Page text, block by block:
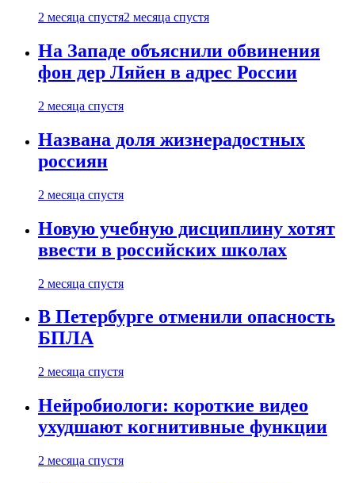
2 месяца спустя2 месяца спустя
На Западе объяснили обвинения
фон дер Ляйен в адрес России
2 месяца спустя
Названа доля жизнерадостных
россиян
2 месяца спустя
Новую учебную дисциплину хотят
ввести в российских школах
2 месяца спустя
В Петербурге отменили опасность
БПЛА
2 месяца спустя
Нейробиологи: короткие видео
ухудшают когнитивные функции
2 месяца спустя